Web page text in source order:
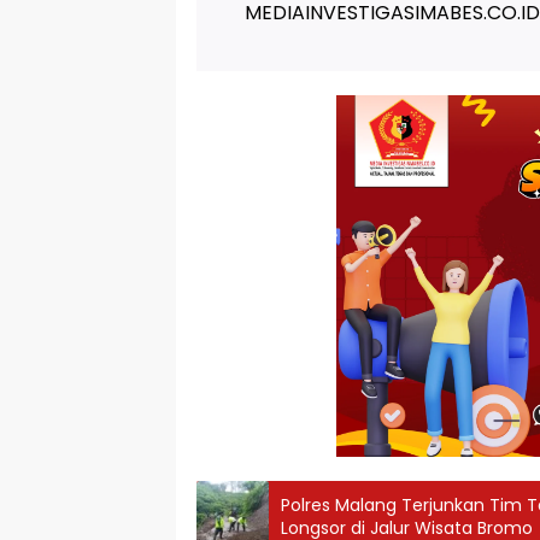
Polres Malang Terjunkan Tim
Longsor di Jalur Wisata Bromo